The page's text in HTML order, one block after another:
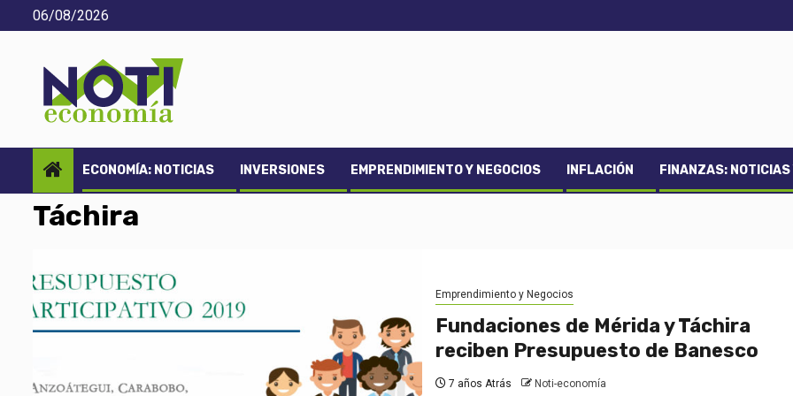
Saltar
al
06/08/2026
ECONOMÍA: NOTICIAS INVERSIONES EMPRENDIMIENTO Y NEGOCIOS INFLACIÓN FINANZAS:
Táchira
Emprendimiento y Negocios
Fundaciones de Mérida y Táchira
reciben Presupuesto de Banesco
7 años Atrás Noti-economía